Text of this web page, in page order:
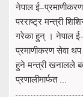
नेपाल ई–प्रमाणीकरण
परराष्ट्र मन्त्री
गरेका हुन् । नेपाल
प्रमाणीकरण सेवा थप
हुने मन्त्री खनालले
प्रणालीमार्फत ...